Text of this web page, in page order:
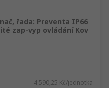
řada: Preventa IP66
zap-vyp ovládání Kov
4 590,25 Kč/jednotka